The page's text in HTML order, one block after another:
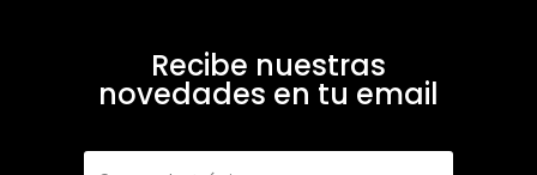
Recibe nuestras
novedades en tu email